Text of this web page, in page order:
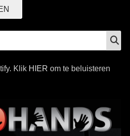
Klik HIER om te beluisteren